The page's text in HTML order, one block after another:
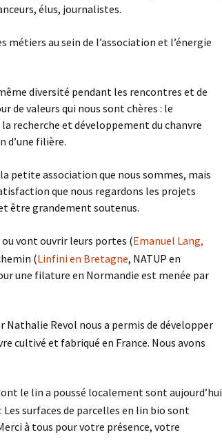
élus, journalistes.
métiers au sein de l’association et l’énergie
diversité pendant les rencontres et de
de valeurs qui nous sont chères : le
recherche et développement du chanvre
d’une filière.
petite association que nous sommes, mais
que nous regardons les projets
être grandement soutenus.
vont ouvrir leurs portes (Emanuel Lang,
(Linfini en Bretagne, NATUP en
une filature en Normandie est menée par
Nathalie Revol nous a permis de développer
cultivé et fabriqué en France. Nous avons
le lin a poussé localement sont aujourd’hui
Les surfaces de parcelles en lin bio sont
à tous pour votre présence, votre